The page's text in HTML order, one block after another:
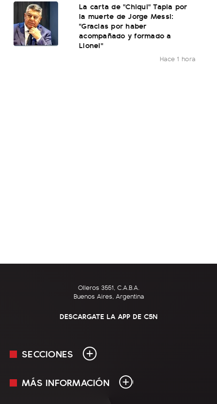
La carta de "Chiqui" Tapia por
la muerte de Jorge Messi:
"Gracias por haber
acompañado y formado a
Lionel"
Hace 1 hora
Olleros 3551, C.A.B.A.
Buenos Aires, Argentina
DESCARGATE LA APP DE C5N
SECCIONES
En Vivo
MÁS INFORMACIÓN